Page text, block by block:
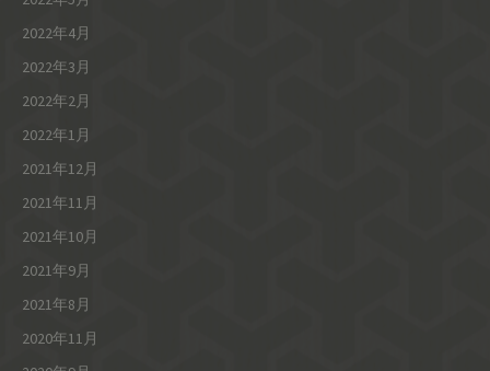
2022年4月
2022年3月
2022年2月
2022年1月
2021年12月
2021年11月
2021年10月
2021年9月
2021年8月
2020年11月